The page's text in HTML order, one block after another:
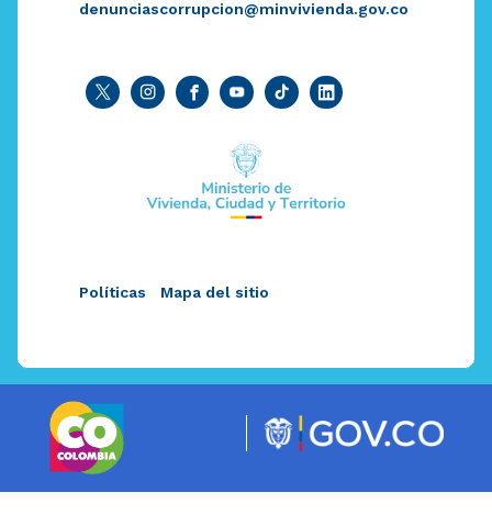
denunciascorrupcion@minvivienda.gov.co
Políticas Mapa del sitio